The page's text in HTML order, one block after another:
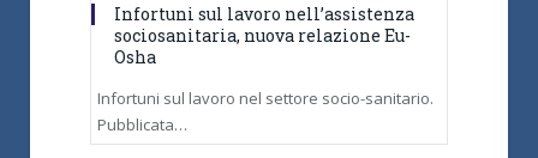
Infortuni sul lavoro nell’assistenza
sociosanitaria, nuova relazione Eu-
Osha
Infortuni sul lavoro nel settore socio-sanitario.
Pubblicata…